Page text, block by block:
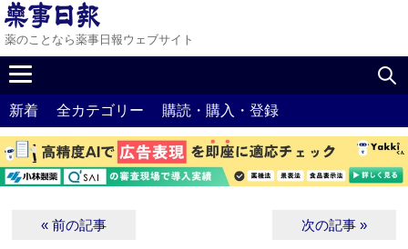
薬のことなら薬事日報ウェブサイト
新着 全カテゴリー 購読・購入・登録
« 前の記事 次の記事 »